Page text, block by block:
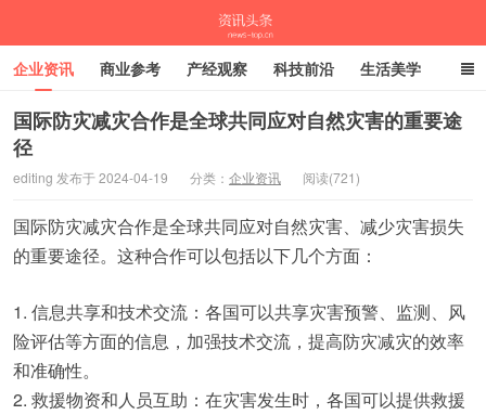
资讯头条
企业资讯 商业参考 产经观察 科技前沿 生活美学
时尚潮流 母婴亲子 专栏
国际防灾减灾合作是全球共同应对自然灾害的重要途
径
editing 发布于 2024-04-19 分类： 企业资讯 阅读(721)
国际防灾减灾合作是全球共同应对自然灾害、减少灾害损失
的重要途径。这种合作可以包括以下几个方面：
1. 信息共享和技术交流：各国可以共享灾害预警、监测、风
险评估等方面的信息，加强技术交流，提高防灾减灾的效率
和准确性。
2. 救援物资和人员互助：在灾害发生时，各国可以提供救援